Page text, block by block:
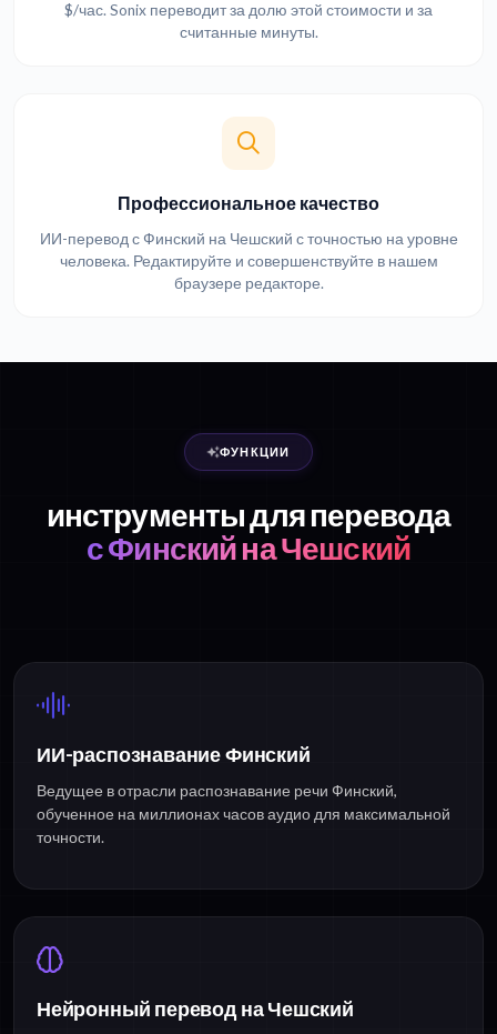
$/час. Sonix переводит за долю этой стоимости и за
считанные минуты.
Профессиональное качество
ИИ-перевод с Финский на Чешский с точностью на уровне
человека. Редактируйте и совершенствуйте в нашем
браузере редакторе.
ФУНКЦИИ
инструменты для перевода
с Финский на Чешский
ИИ-распознавание Финский
Ведущее в отрасли распознавание речи Финский,
обученное на миллионах часов аудио для максимальной
точности.
Нейронный перевод на Чешский